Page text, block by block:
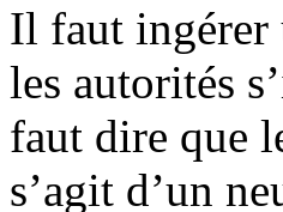
Il faut ingérer
les autorités
faut dire que
s’agit d’un